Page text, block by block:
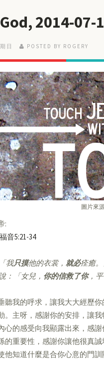
2014-
日 POSTED BY ROGERY
圖片來
:
音5:21-34
我只摸他的衣裳， 就必痊癒。
：「女兒， 你的信救了你，
聽我的呼求，讓我大大經歷
。主呀，感謝你的安排，讓
心的感受向我顯露出來，感
的重要性，感謝你讓他很真
他知道什麼是合你心意的門訓